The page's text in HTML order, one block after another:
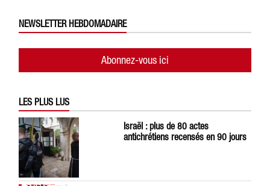
NEWSLETTER HEBDOMADAIRE
Abonnez-vous ici
LES PLUS LUS
Israël : plus de 80 actes
antichrétiens recensés en 90 jours